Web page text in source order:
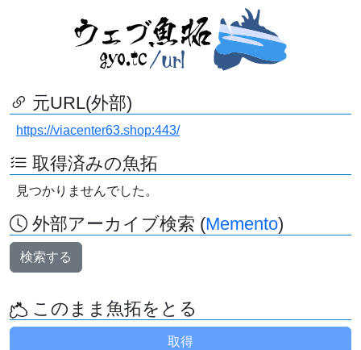
元URL(外部)
https://viacenter63.shop:443/
取得済みの魚拓
見つかりませんでした。
外部アーカイブ検索 (Memento)
検索する
このまま魚拓をとる